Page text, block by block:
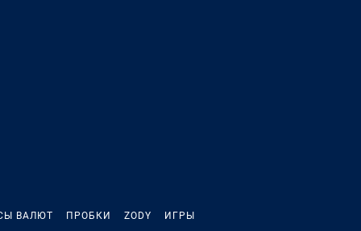
ВАЛЮТ ПРОБКИ ZODY ИГРЫ